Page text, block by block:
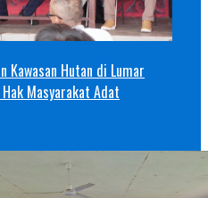
Kawasan Hutan di Lumar
Masyarakat Adat